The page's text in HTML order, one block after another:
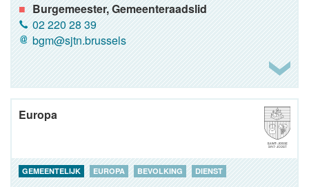
Burgemeester, Gemeenteraadslid
02 220 28 39
bgm@sjtn.brussels
Europa
GEMEENTELIJK EUROPA BEVOLKING DIENST